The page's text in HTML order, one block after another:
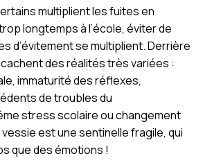
multiplient les fuites en
longtemps à l’école, éviter de
d’évitement se multiplient. Derrière
des réalités très variées :
immaturité des réflexes,
de troubles du
stress scolaire ou changement
vessie est une sentinelle fragile, qui
que des émotions !